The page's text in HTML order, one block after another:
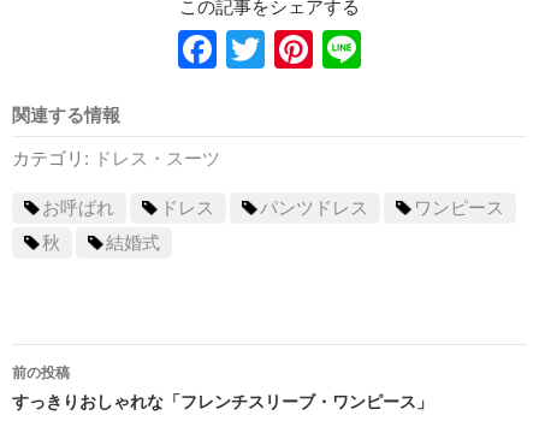
Facebook
TwitterPinterest
関連する情報
カテゴリ: ドレス・スーツ
お呼ばれ ドレス パンツドレス
ワンピース
秋
結婚式
投
前の投稿
すっきりおしゃれな「フレンチスリーブ・ワンピース」